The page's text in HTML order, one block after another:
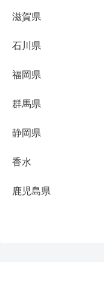
滋賀県
石川県
福岡県
群馬県
静岡県
香水
鹿児島県